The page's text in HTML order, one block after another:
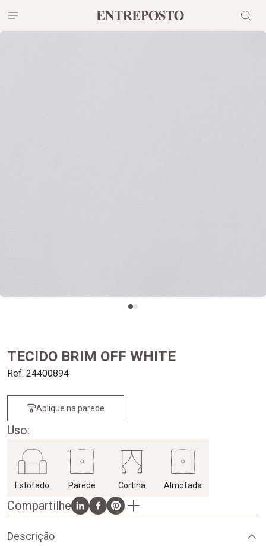
TECIDO BRIM OFF WHITE
Ref. 24400894
Aplique na parede
Uso:
Estofado Parede Cortina Almofada
Compartilhe
Descrição